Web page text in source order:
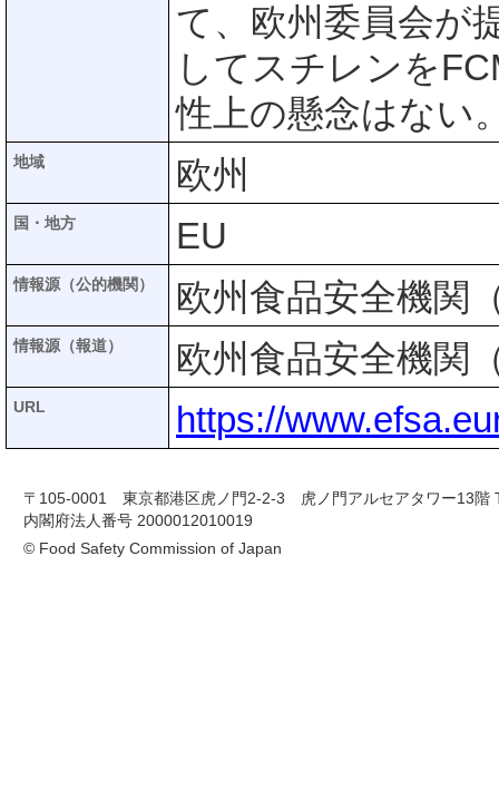
て、欧州委員会が
してスチレンを
性上の懸念はない
地域 欧州
国・地方 EU
情報源（公的機関） 欧州食品安全機関
情報源（報道） 欧州食品安全機関
URL https://
〒105-0001 東京都港区虎ノ門2-2-3 虎ノ門アルセアタワー13階
内閣府法人番号 2000012010019
© Food Safety Commission of Japan